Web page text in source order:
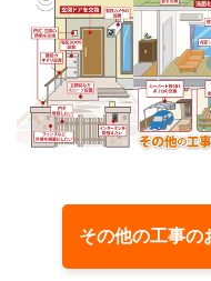
その他の工事